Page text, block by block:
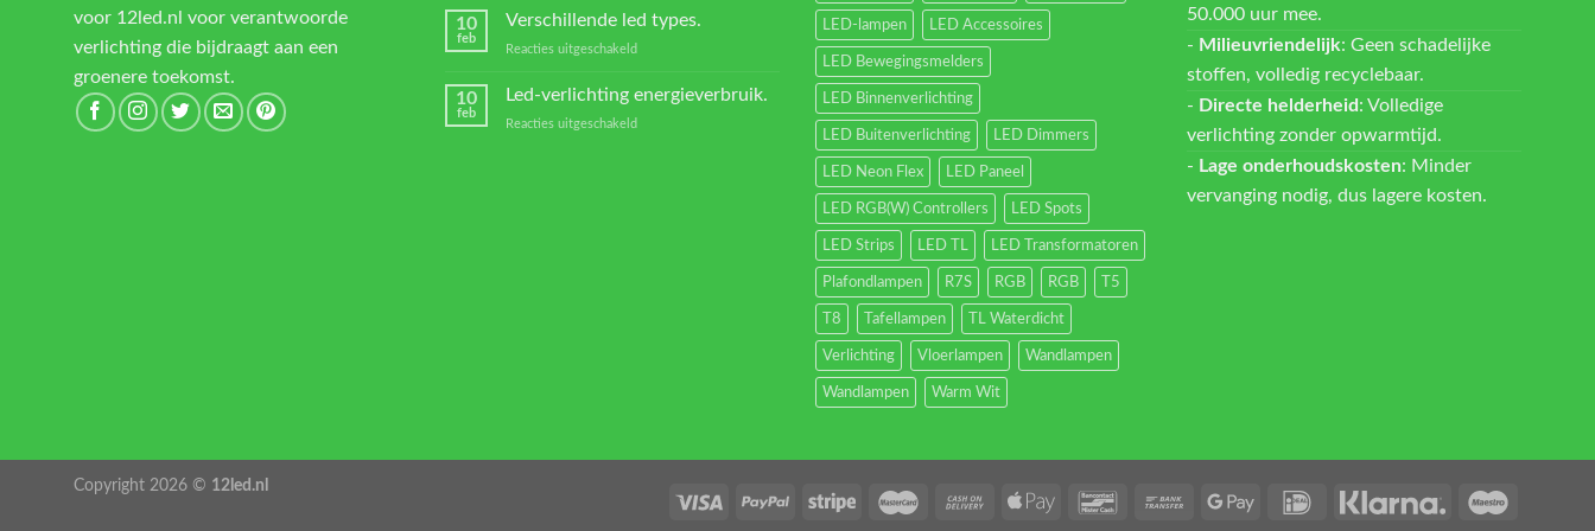
voor 12led.nl voor verantwoorde
verlichting die bijdraagt aan een
groenere toekomst.
Transformators?
10
feb
Verschillende led types.
Reacties uitgeschakeldvoor
10
feb
Led-verlichting energieverbruik.
Reacties uitgeschakeldvoor
LED-lampen LED Accessoires
LED Bewegingsmelders
LED Binnenverlichting
LED Buitenverlichting LED Dimmers
LED Neon Flex LED Paneel
LED RGB(W) Controllers LED Spots
LED Strips LED TL LED Transformatoren
Plafondlampen R7S RGB RGB T5
T8 Tafellampen TL Waterdicht
Verlichting Vloerlampen Wandlampen
Wandlampen Warm Wit
50.000 uur mee.
- Milieuvriendelijk: Geen schadelijke
stoffen, volledig recyclebaar.
- Directe helderheid : Volledige
verlichting zonder opwarmtijd.
- Lage onderhoudskosten: Minder
vervanging nodig, dus lagere kosten.
Copyright 2026 © 12led.nl